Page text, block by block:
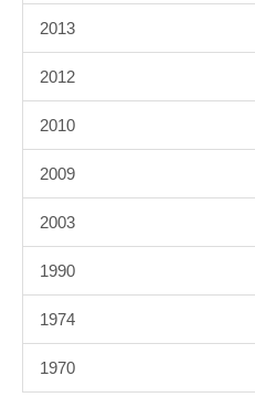
2013
2012
2010
2009
2003
1990
1974
1970